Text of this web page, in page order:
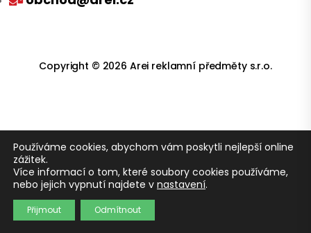
Copyright © 2026 Arei reklamní předměty s.r.o.
Používáme cookies, abychom vám poskytli nejlepší online
zážitek.
Více informací o tom, které soubory cookies používáme,
nebo jejich vypnutí najdete v nastavení.
Přijmout Odmítnout